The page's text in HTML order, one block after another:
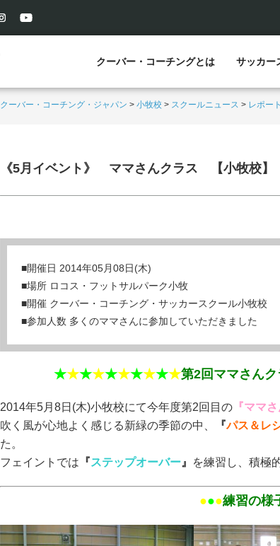
クーバー・コーチングとは サッカー
クーバー・コーチング・ジャパン > 小牧校 > スクールニュース > レポート
《5月イベント》 ママさんクラス 【小牧校】
■開催日 2014年05月08日(木)
■場所 ロコス・フットサルパーク小牧
■開催 クーバー・コーチング・サッカースクール小牧校
■参加人数 多くのママさんに参加していただきました
★★★★★★★★★★第2回ママさん
2014年5月8日(木)小牧校にて今年度第2回目の 『ママ
吹く風が心地よく感じる新緑の季節の中、
『パス＆レ
た。
フェイントでは 『ステップオーバー 』 を練習し、積極
●●●練習の様